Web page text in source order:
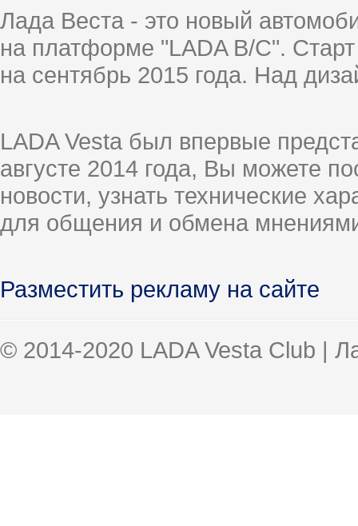
Лада Веста - это новый
на платформе "LADA B/C".
на сентябрь 2015 года. Над
LADA Vesta был впервые
августе 2014 года, Вы можете
новости, узнать технические
для общения и обмена
Разместить рекламу на сайте
© 2014-2020 LADA Vesta Club |